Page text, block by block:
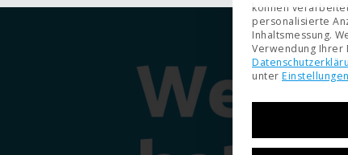
können
personalisierte
Inhaltsmessung.
Verwendung Ihrer
unter Einstellungen